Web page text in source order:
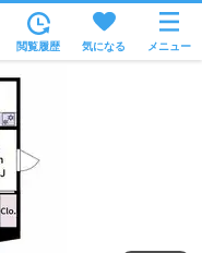
ら
間から
ら
閲覧履歴 気になる メニュー